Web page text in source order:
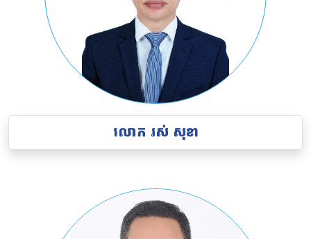
លោក រស់ សុខា